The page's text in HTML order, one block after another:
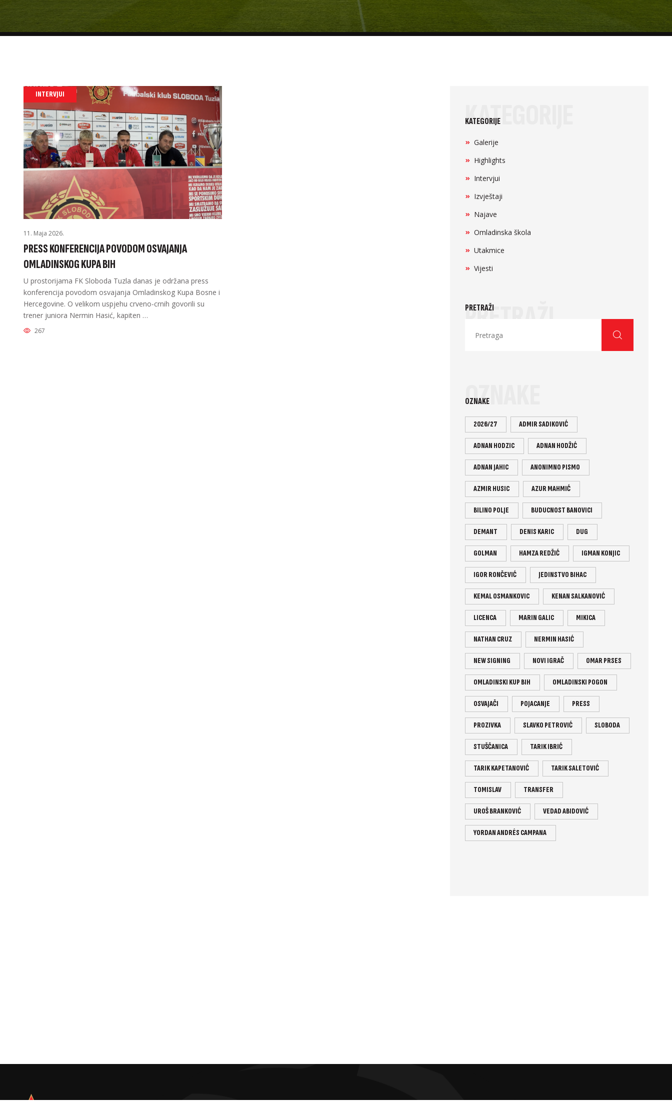
INTERVJUI
11. Maja 2026.
PRESS KONFERENCIJA POVODOM OSVAJANJA
OMLADINSKOG KUPA BIH
U prostorijama FK Sloboda Tuzla danas je održana press
konferencija povodom osvajanja Omladinskog Kupa Bosne i
Hercegovine. O velikom uspjehu crveno-crnih govorili su
trener juniora Nermin Hasić, kapiten …
267
KATEGORIJE
KATEGORIJE
Galerije
Highlights
Intervjui
Izvještaji
Najave
Omladinska škola
Utakmice
Vijesti
PRETRAŽI
PRETRAŽI
OZNAKE
OZNAKE
2026/27 ADMIR SADIKOVIĆ
ADNAN HODZIC ADNAN HODŽIĆ
ADNAN JAHIC ANONIMNO PISMO
AZMIR HUSIC AZUR MAHMIĆ
BILINO POLJE BUDUCNOST BANOVICI
DEMANT DENIS KARIC DUG
GOLMAN HAMZA REDŽIĆ IGMAN KONJIC
IGOR RONČEVIĆ JEDINSTVO BIHAC
KEMAL OSMANKOVIC KENAN SALKANOVIĆ
LICENCA MARIN GALIC MIKICA
NATHAN CRUZ NERMIN HASIĆ
NEW SIGNING NOVI IGRAČ OMAR PRSES
OMLADINSKI KUP BIH OMLADINSKI POGON
OSVAJAČI POJACANJE PRESS
PROZIVKA SLAVKO PETROVIĆ SLOBODA
STUŠČANICA TARIK IBRIĆ
TARIK KAPETANOVIĆ TARIK SALETOVIĆ
TOMISLAV TRANSFER
UROŠ BRANKOVIĆ VEDAD ABIDOVIĆ
YORDAN ANDRÉS CAMPANA